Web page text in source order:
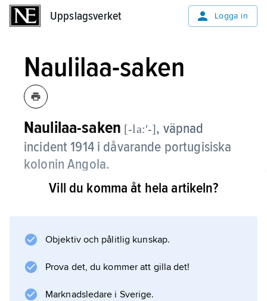
Uppslagsverket Logga in
Naulilaa-saken
Naulilaa-saken [-la:ʹ-], väpnad
incident 1914 i dåvarande portugisiska
kolonin Angola.
I oktober 1914, då Portugal var neutralt under
skjutna av portugisiska soldater. Tyskland
in trupper från tyska Sydvästafrika i Angola.
Vill du komma åt hela artikeln?
Objektiv och pålitlig kunskap.
Prova det, du kommer att gilla det!
Marknadsledare i Sverige.